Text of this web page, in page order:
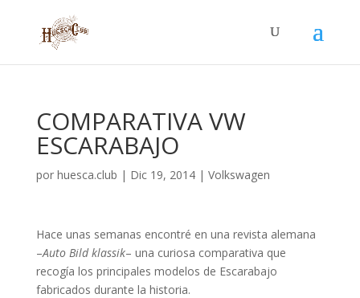
COMPARATIVA VW
ESCARABAJO
por huesca.club | Dic 19, 2014| Volkswagen
Hace unas semanas encontré en una revista alemana
–Auto Bild klassik– una curiosa comparativa que
recogía los principales modelos de Escarabajo
fabricados durante la historia.